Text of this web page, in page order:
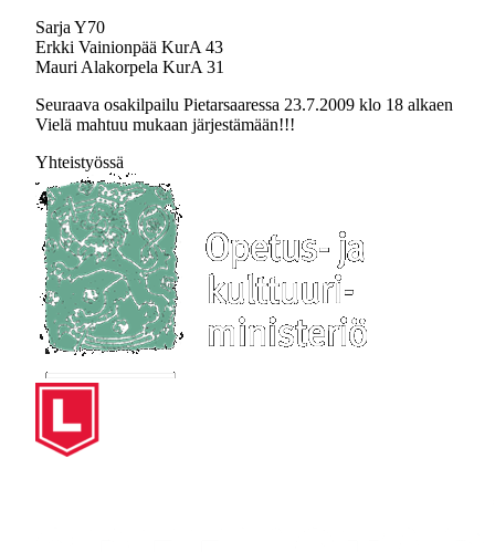
Sarja Y70
Erkki Vainionpää KurA 43
Mauri Alakorpela KurA 31
Seuraava osakilpailu Pietarsaaressa 23.7.2009 klo 18 alkaen
Vielä mahtuu mukaan järjestämään!!!
Yhteistyössä